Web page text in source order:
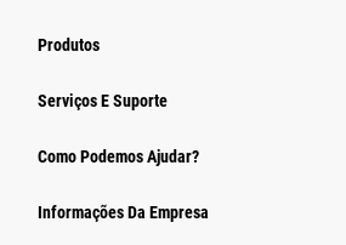
Produtos
Serviços E Suporte
Como Podemos Ajudar?
Informações Da Empresa